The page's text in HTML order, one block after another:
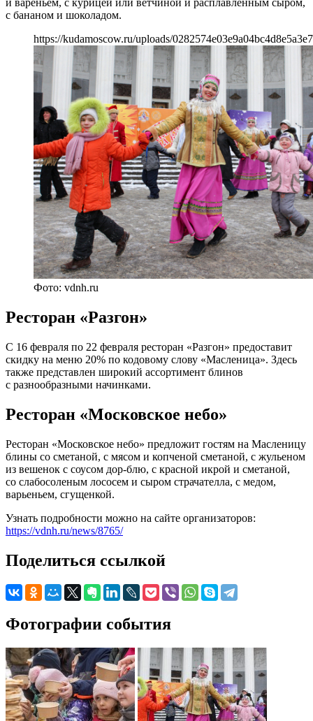
и вареньем, с курицей или ветчиной и расплавленным сыром,
с бананом и шоколадом.
https://kudamoscow.ru/uploads/
Фото: vdnh.ru
Ресторан «Разгон»
С 16 февраля по 22 февраля ресторан «Разгон» предоставит
скидку на меню 20% по кодовому слову «Масленица». Здесь
также представлен широкий ассортимент блинов
с разнообразными начинками.
Ресторан «Московское небо»
Ресторан «Московское небо» предложит гостям на Масленицу
блины со сметаной, с мясом и копченой сметаной, с жульеном
из вешенок с соусом дор-блю, с красной икрой и сметаной,
со слабосоленым лососем и сыром страчателла, с медом,
варьеньем, сгущенкой.
Узнать подробности можно на сайте организаторов:
https://vdnh.ru/news/8765/
Поделиться ссылкой
Фотографии события